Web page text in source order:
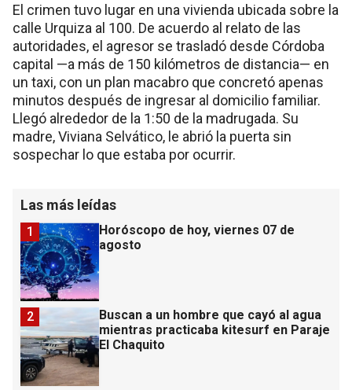
El crimen tuvo lugar en una vivienda ubicada sobre la
calle Urquiza al 100. De acuerdo al relato de las
autoridades, el agresor se trasladó desde Córdoba
capital —a más de 150 kilómetros de distancia— en
un taxi, con un plan macabro que concretó apenas
minutos después de ingresar al domicilio familiar.
Llegó alrededor de la 1:50 de la madrugada. Su
madre, Viviana Selvático, le abrió la puerta sin
sospechar lo que estaba por ocurrir.
Las más leídas
Horóscopo de hoy, viernes 07 de
agosto
1
Buscan a un hombre que cayó al agua
mientras practicaba kitesurf en Paraje
El Chaquito
2